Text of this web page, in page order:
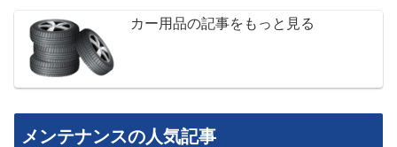
カー用品の記事をもっと見る
メンテナンスの人気記事